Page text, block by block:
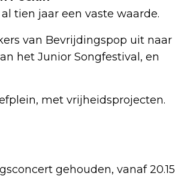
tien jaar een vaste waarde.
van Bevrijdingspop uit naar
het Junior Songfestival, en
met vrijheidsprojecten.
gehouden, vanaf 20.15